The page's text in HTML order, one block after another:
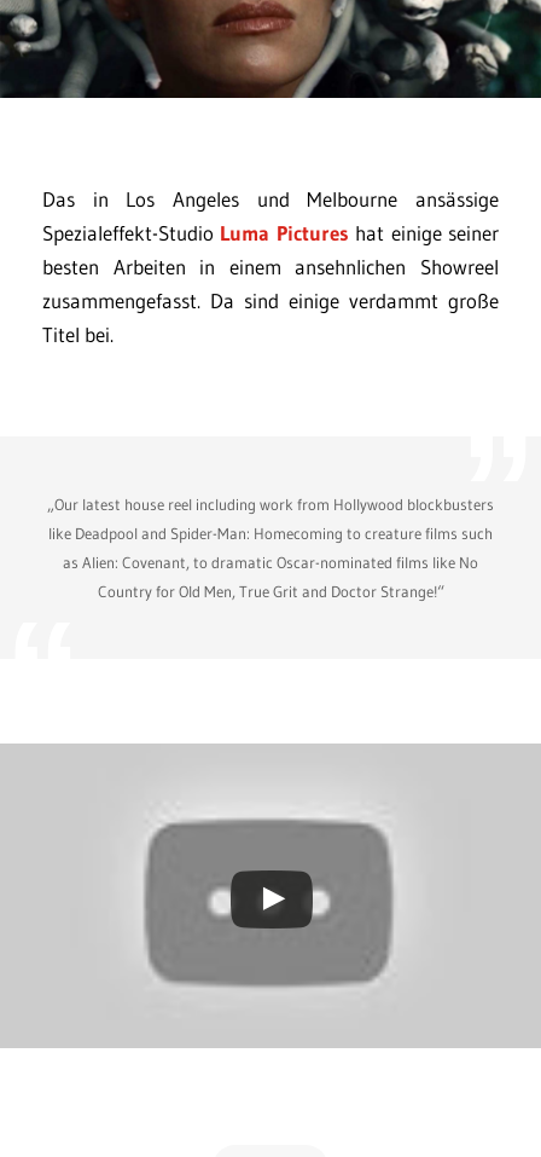
Das in Los Angeles und Melbourne ansässige
Spezialeffekt-Studio Luma Pictures hat einige seiner
besten Arbeiten in einem ansehnlichen Showreel
zusammengefasst. Da sind einige verdammt große
Titel bei.
„Our latest house reel including work from Hollywood blockbusters
like Deadpool and Spider-Man: Homecoming to creature films such
as Alien: Covenant, to dramatic Oscar-nominated films like No
Country for Old Men, True Grit and Doctor Strange!“